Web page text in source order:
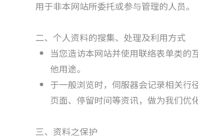
用于非本网站所委托或参与管理的人员。
二、个人资料的搜集、处理及利用方式
当您造访本网站并使用联络表单类的
他用途。
于一般浏览时，伺服器会记录相关行
页面、停留时间等资讯，做为我们优
三、资料之保护